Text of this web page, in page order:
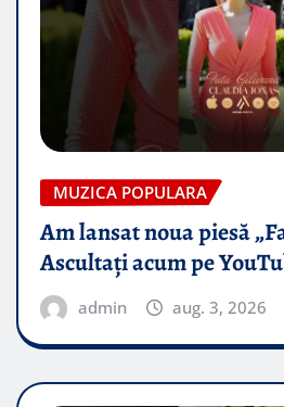
MUZICA POPULARA
Am lansat noua piesă
Ascultați acum pe
admin aug. 3, 2026